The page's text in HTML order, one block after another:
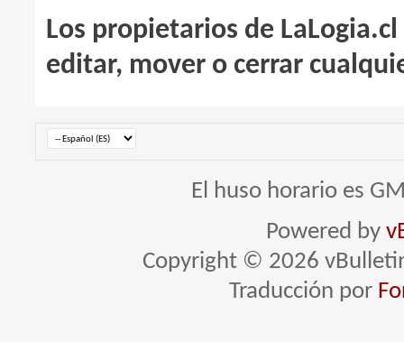
Los propietarios de
editar, mover o cerrar
El huso horario es
Powered by
Copyright © 2026
Traducción por